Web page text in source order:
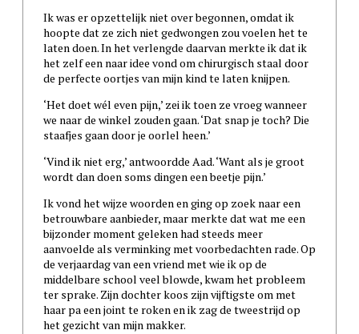
Ik was er opzettelijk niet over begonnen, omdat ik
hoopte dat ze zich niet gedwongen zou voelen het te
laten doen. In het verlengde daarvan merkte ik dat ik
het zelf een naar idee vond om chirurgisch staal door
de perfecte oortjes van mijn kind te laten knijpen.
‘Het doet wél even pijn,’ zei ik toen ze vroeg wanneer
we naar de winkel zouden gaan. ‘Dat snap je toch? Die
staafjes gaan door je oorlel heen.’
‘Vind ik niet erg,’ antwoordde Aad. ‘Want als je groot
wordt dan doen soms dingen een beetje pijn.’
Ik vond het wijze woorden en ging op zoek naar een
betrouwbare aanbieder, maar merkte dat wat me een
bijzonder moment geleken had steeds meer
aanvoelde als verminking met voorbedachten rade. Op
de verjaardag van een vriend met wie ik op de
middelbare school veel blowde, kwam het probleem
ter sprake. Zijn dochter koos zijn vijftigste om met
haar pa een joint te roken en ik zag de tweestrijd op
het gezicht van mijn makker.